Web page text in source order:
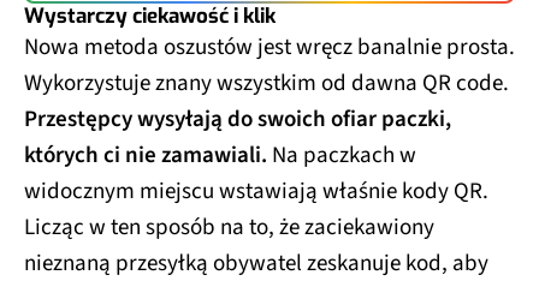
Wystarczy ciekawość i klik
Nowa metoda oszustów jest wręcz banalnie prosta.
Wykorzystuje znany wszystkim od dawna QR code.
Przestępcy wysyłają do swoich ofiar paczki,
których ci nie zamawiali. Na paczkach w
widocznym miejscu wstawiają właśnie kody QR.
Licząc w ten sposób na to, że zaciekawiony
nieznaną przesyłką obywatel zeskanuje kod, aby